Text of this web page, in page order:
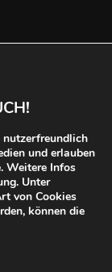
nutzerfreundlich
und erlauben
Weitere Infos
Unter
von Cookies
können die